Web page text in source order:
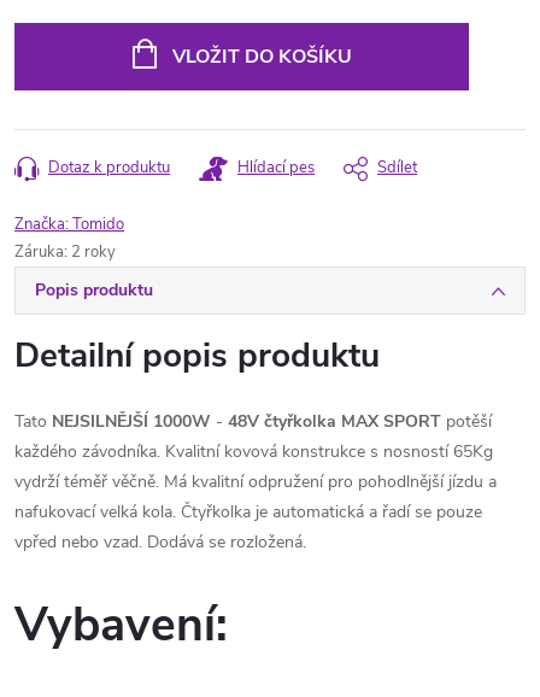
VLOŽIT DO KOŠÍKU
Dotaz k produktu Hlídací pes Sdílet
Značka:Tomido
Záruka: 2 roky
Popis produktu
Detailní popis produktu
Tato NEJSILNĚJŠÍ 1000W - 48V čtyřkolka MAX SPORT potěší
každého závodníka. Kvalitní kovová konstrukce s nosností 65Kg
vydrží téměř věčně. Má kvalitní odpružení pro pohodlnější jízdu a
nafukovací velká kola. Čtyřkolka je automatická a řadí se pouze
vpřed nebo vzad. Dodává se rozložená.
Vybavení: